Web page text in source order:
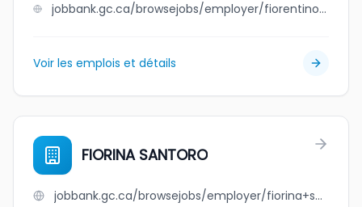
jobbank.gc.ca/browsejobs/employer/fiorentino+bros+contracting+ltd/ca
Voir les emplois et détails
FIORINA SANTORO
jobbank.gc.ca/browsejobs/employer/fiorina+santoro/ca